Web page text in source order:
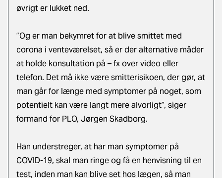
øvrigt er lukket ned.
”Og er man bekymret for at blive smittet med
corona i venteværelset, så er der alternative måder
at holde konsultation på – fx over video eller
telefon. Det må ikke være smitterisikoen, der gør, at
man går for længe med symptomer på noget, som
potentielt kan være langt mere alvorligt”, siger
formand for PLO, Jørgen Skadborg.
Han understreger, at har man symptomer på
COVID-19, skal man ringe og få en henvisning til en
test, inden man kan blive set hos lægen, så man